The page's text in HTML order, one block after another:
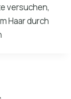
versuchen,
Haar durch